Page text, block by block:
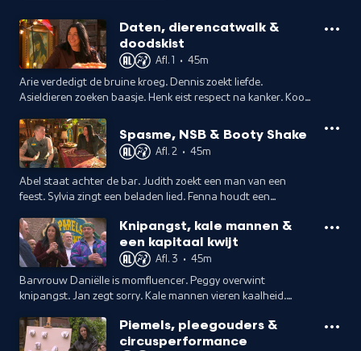
Daten, dierencatwalk &
doodskist
Afl. 1 • 45m
Arie verdedigt de bruine kroeg. Dennis zoekt liefde.
Asieldieren zoeken baasje. Henk eist respect na kanker. Koor
begraaft racistisch lied.Spasme, NSB & Booty Shake
Afl. 2 • 45m
Abel staat achter de bar. Judith zoekt een man van een
feest. Sylvia zingt een beladen lied. Fenna houdt een
Hemelbrief. Bumfidence schudt.Knipangst, kale mannen &
een kapitaal kwijt
Afl. 3 • 45m
Barvrouw Daniëlle is momfluencer. Peggy overwint
knipangst. Jan zegt sorry. Kale mannen vieren kaalheid.
bij kanker. Wim zingt serenade.Piemels, pleegouders &
circusperformance